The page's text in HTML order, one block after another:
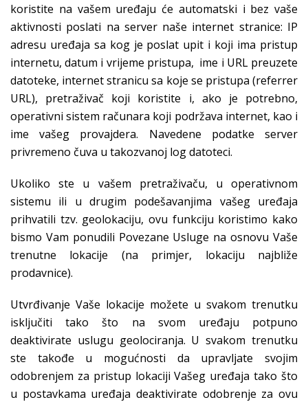
koristite na vašem uređaju će automatski i bez vaše
aktivnosti poslati na server naše internet stranice: IP
adresu uređaja sa kog je poslat upit i koji ima pristup
internetu, datum i vrijeme pristupa, ime i URL preuzete
datoteke, internet stranicu sa koje se pristupa (referrer
URL), pretraživač koji koristite i, ako je potrebno,
operativni sistem računara koji podržava internet, kao i
ime vašeg provajdera. Navedene podatke server
privremeno čuva u takozvanoj log datoteci.
Ukoliko ste u vašem pretraživaču, u operativnom
sistemu ili u drugim podešavanjima vašeg uređaja
prihvatili tzv. geolokaciju, ovu funkciju koristimo kako
bismo Vam ponudili Povezane Usluge na osnovu Vaše
trenutne lokacije (na primjer, lokaciju najbliže
prodavnice).
Utvrđivanje Vaše lokacije možete u svakom trenutku
isključiti tako što na svom uređaju potpuno
deaktivirate uslugu geolociranja. U svakom trenutku
ste takođe u mogućnosti da upravljate svojim
odobrenjem za pristup lokaciji Vašeg uređaja tako što
u postavkama uređaja deaktivirate odobrenje za ovu